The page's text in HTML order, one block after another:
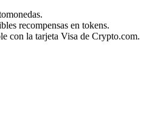
recompensas en tokens.
con la tarjeta Visa de Crypto.com.